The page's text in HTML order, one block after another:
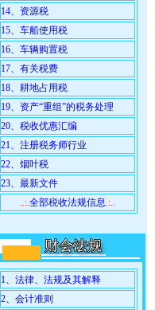
14、资源税
15、车船使用税
16、车辆购置税
17、有关税费
18、耕地占用税
19、资产“重组”的税务处理
20、税收优惠汇编
21、注册税务师行业
22、烟叶税
23、最新文件
..:.全部税收法规信息.:..
1、法律、法规及其解释
2、会计准则